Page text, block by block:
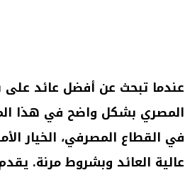
عندما تبحث عن أفضل عائد على
المصري بشكل واضح في هذا
في القطاع المصرفي، الخيار
عالية العائد وبشروط مرنة.